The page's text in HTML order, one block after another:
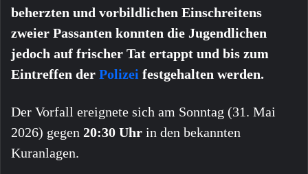
beherzten und vorbildlichen Einschreitens
zweier Passanten konnten die Jugendlichen
jedoch auf frischer Tat ertappt und bis zum
Eintreffen der Polizei festgehalten werden.
Der Vorfall ereignete sich am Sonntag (31. Mai
2026) gegen 20:30 Uhr in den bekannten
Kuranlagen.